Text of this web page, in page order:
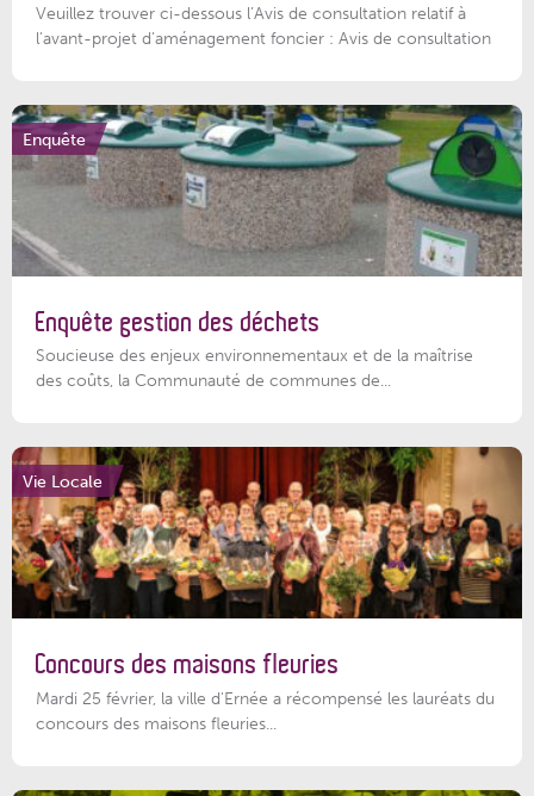
Veuillez trouver ci-dessous l’Avis de consultation relatif à
l'avant-projet d'aménagement foncier : Avis de consultation
Enquête
Enquête gestion des déchets
Soucieuse des enjeux environnementaux et de la maîtrise
des coûts, la Communauté de communes de...
Vie Locale
Concours des maisons fleuries
Mardi 25 février, la ville d'Ernée a récompensé les lauréats du
concours des maisons fleuries...